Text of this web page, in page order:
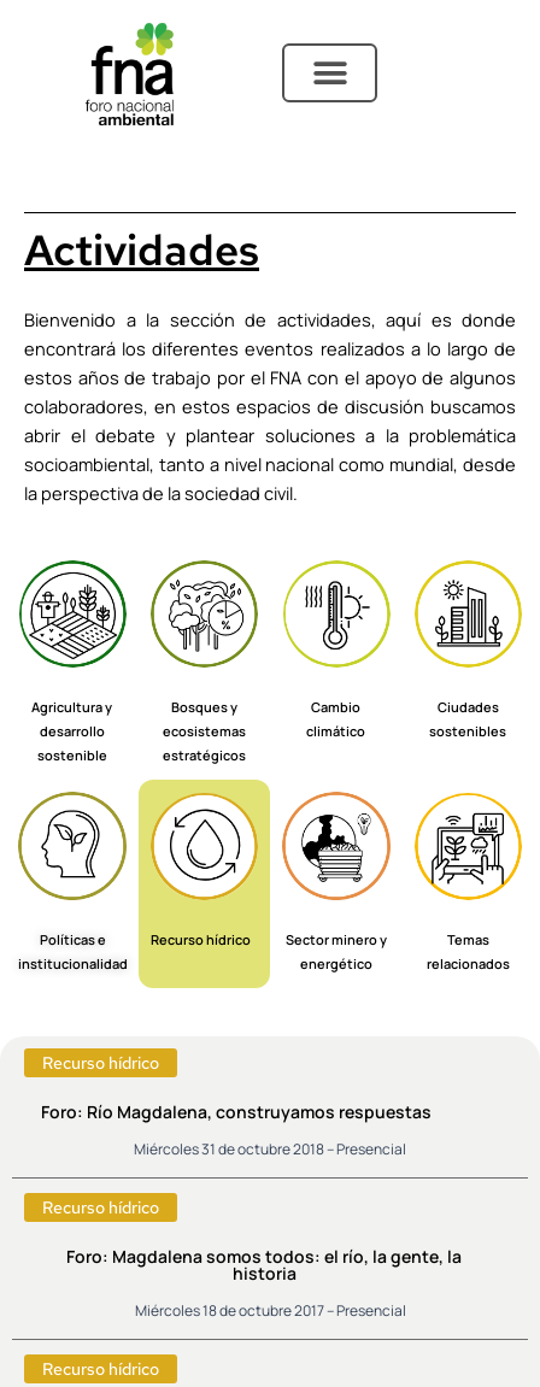
Actividades
Bienvenido a la sección de actividades, aquí es donde
encontrará los diferentes eventos realizados a lo largo de
estos años de trabajo por el FNA con el apoyo de algunos
colaboradores, en estos espacios de discusión buscamos
abrir el debate y plantear soluciones a la problemática
socioambiental, tanto a nivel nacional como mundial, desde
la perspectiva de la sociedad civil.
Agricultura y
desarrollo
sostenible
Bosques y
ecosistemas
estratégicos
Cambio
climático
Ciudades
sostenibles
Políticas e
institucionalidad
Recurso hídrico
Sector minero y
energético
Temas
relacionados
Recurso hídrico
Foro: Río Magdalena, construyamos respuestas
Miércoles 31 de octubre 2018 – Presencial
Recurso hídrico
Foro: Magdalena somos todos: el río, la gente, la
historia
Miércoles 18 de octubre 2017 – Presencial
Recurso hídrico